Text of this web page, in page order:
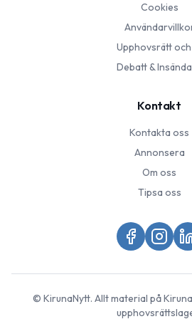
Cookies
Upphovsrätt och
Debatt &
Kontakt
Kontakta oss
Annonsera
Om oss
Tipsa oss
© KirunaNytt. Allt material på